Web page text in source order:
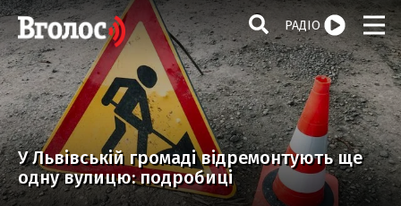
РАДІО
У Львівській громаді відремонтують ще
одну вулицю: подробиці